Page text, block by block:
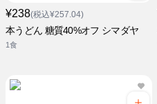
¥238(税込¥257.04)
本うどん 糖質40%オフ シマダヤ
1食